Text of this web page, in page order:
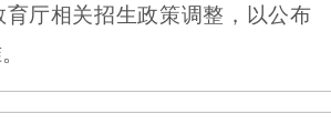
厅相关招生政策调整，以公布